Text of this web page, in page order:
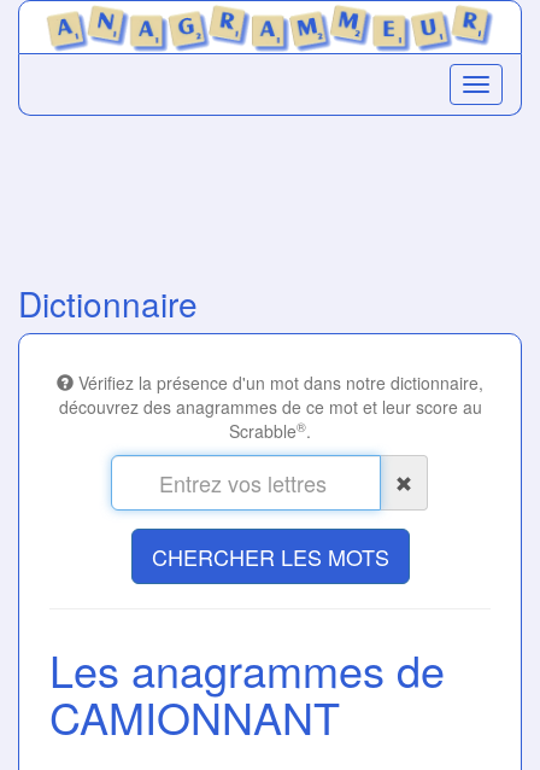
Dictionnaire
Vérifiez la présence d'un mot dans notre dictionnaire,
découvrez des anagrammes de ce mot et leur score au
Scrabble®.
CHERCHER LES MOTS
Les anagrammes de
CAMIONNANT